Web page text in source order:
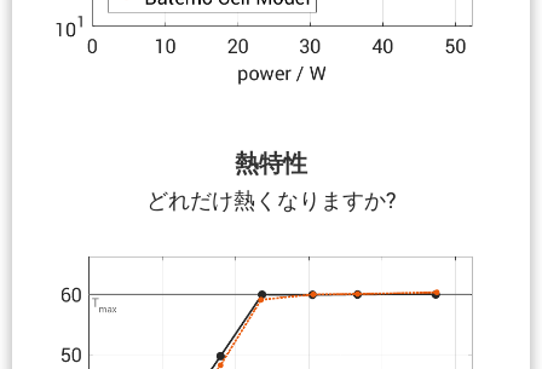
熱特性
どれだけ熱くなりますか?